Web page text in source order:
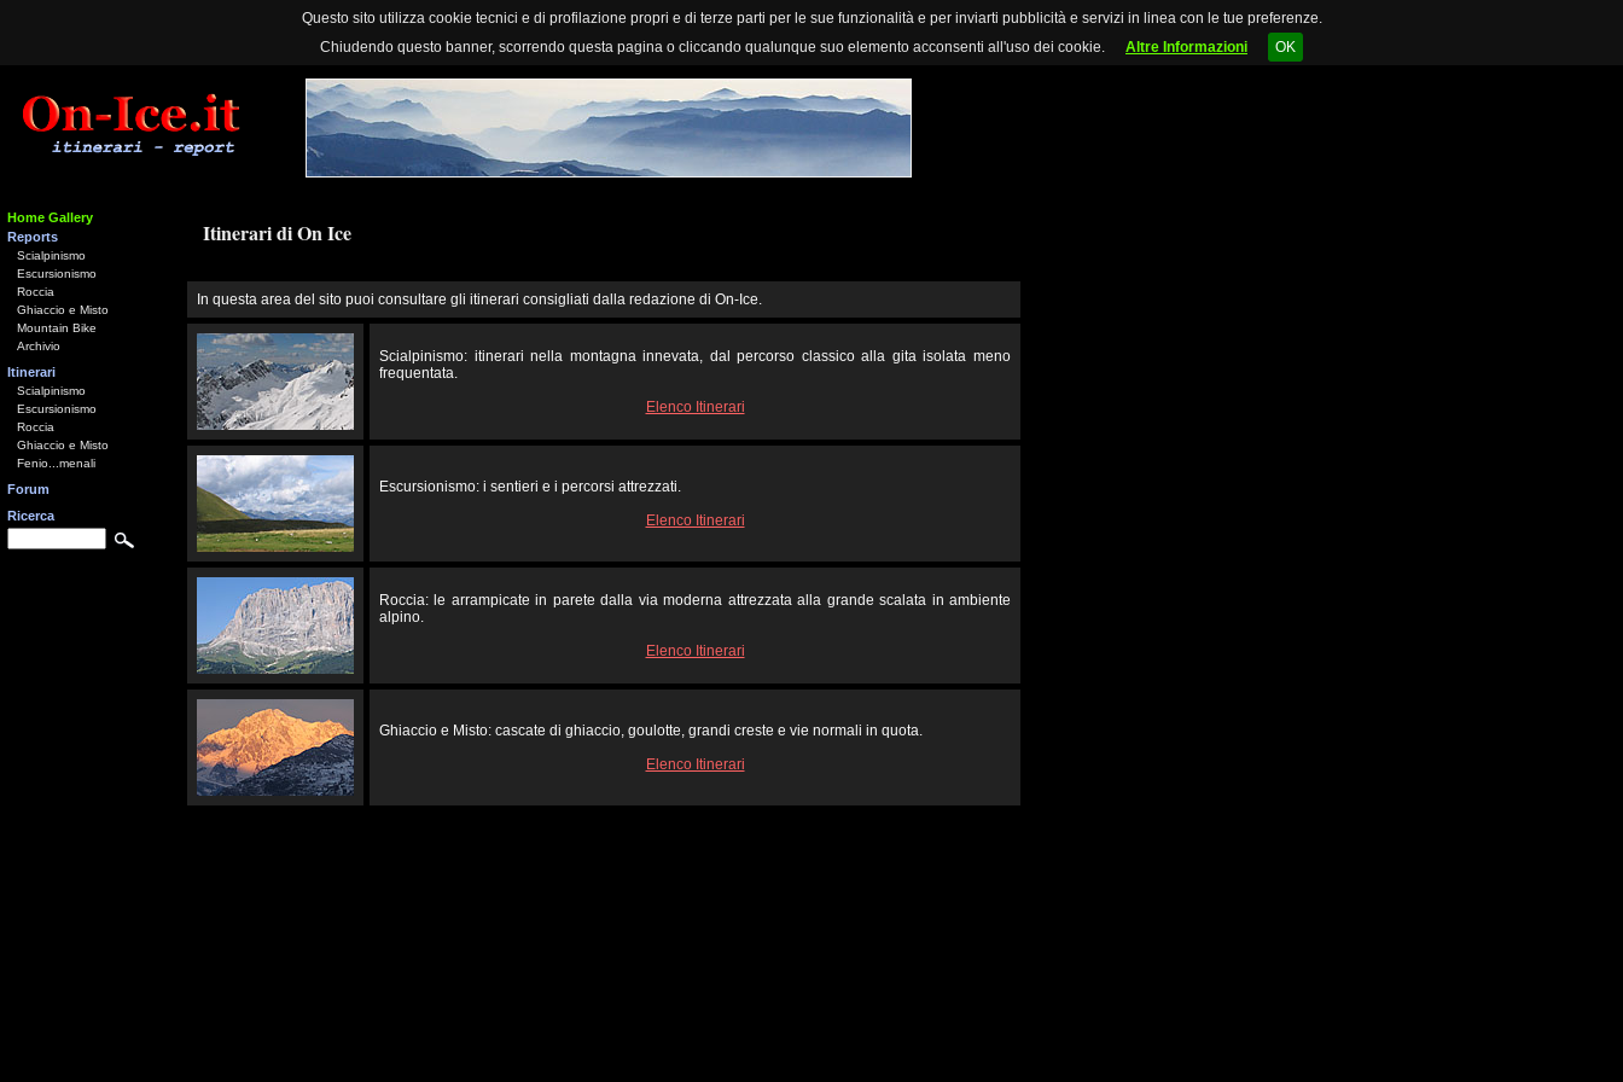
Questo sito utilizza cookie tecnici e di profilazione propri e di terze parti per le sue funzionalità e per inviarti pubblicità e servizi in linea con le tue preferenze.
Chiudendo questo banner, scorrendo questa pagina o cliccando qualunque suo elemento acconsenti all'uso dei cookie.
Altre Informazioni OK
Home Gallery
Reports
Scialpinismo
Escursionismo
Roccia
Ghiaccio e Misto
Mountain Bike
Archivio
Itinerari
Scialpinismo
Escursionismo
Roccia
Ghiaccio e Misto
Fenio...menali
Forum
Ricerca
Itinerari di On Ice
In questa area del sito puoi consultare gli itinerari consigliati dalla redazione di On-Ice.
Scialpinismo: itinerari nella montagna innevata, dal percorso classico alla gita isolata meno
frequentata.
Elenco Itinerari
Escursionismo: i sentieri e i percorsi attrezzati.
Elenco Itinerari
Roccia: le arrampicate in parete dalla via moderna attrezzata alla grande scalata in ambiente
alpino.
Elenco Itinerari
Ghiaccio e Misto: cascate di ghiaccio, goulotte, grandi creste e vie normali in quota.
Elenco Itinerari